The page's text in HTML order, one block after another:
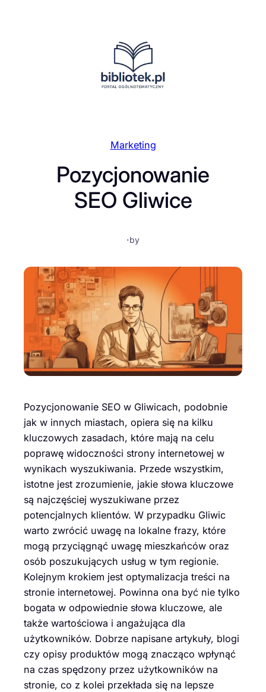
Marketing
Pozycjonowanie
SEO Gliwice
·by
Pozycjonowanie SEO w Gliwicach, podobnie
jak w innych miastach, opiera się na kilku
kluczowych zasadach, które mają na celu
poprawę widoczności strony internetowej w
wynikach wyszukiwania. Przede wszystkim,
istotne jest zrozumienie, jakie słowa kluczowe
są najczęściej wyszukiwane przez
potencjalnych klientów. W przypadku Gliwic
warto zwrócić uwagę na lokalne frazy, które
mogą przyciągnąć uwagę mieszkańców oraz
osób poszukujących usług w tym regionie.
Kolejnym krokiem jest optymalizacja treści na
stronie internetowej. Powinna ona być nie tylko
bogata w odpowiednie słowa kluczowe, ale
także wartościowa i angażująca dla
użytkowników. Dobrze napisane artykuły, blogi
czy opisy produktów mogą znacząco wpłynąć
na czas spędzony przez użytkowników na
stronie, co z kolei przekłada się na lepsze